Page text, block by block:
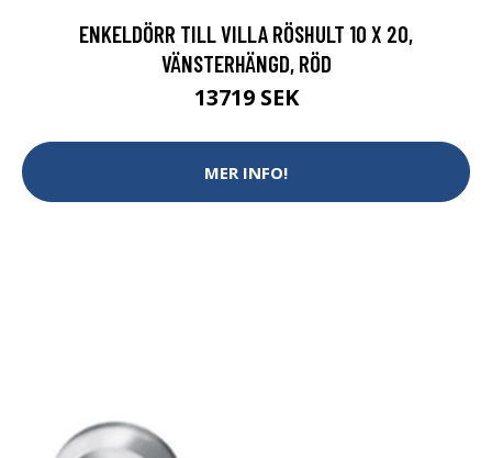
ENKELDÖRR TILL VILLA RÖSHULT 10 X 20,
VÄNSTERHÄNGD, RÖD
13719 SEK
MER INFO!